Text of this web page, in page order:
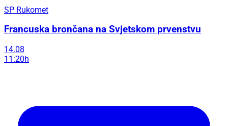
SP Rukomet
Francuska brončana na Svjetskom prvenstvu
14.08
11:20h